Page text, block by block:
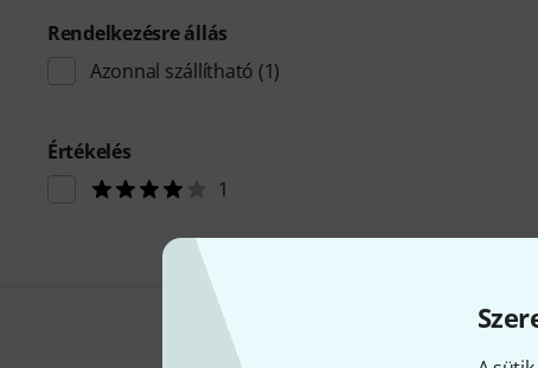
Rendelkezésre állás
Azonnal szállítható (1)
Értékelés
1